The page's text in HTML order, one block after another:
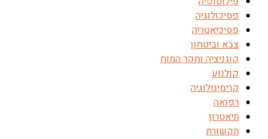
פסיכולוגיה
פסיכיאטריה
צבא וביטחון
קוגניציה וחקר המוח
קולנוע
קרימינולוגיה
רפואה
תיאטרון
תקשורת